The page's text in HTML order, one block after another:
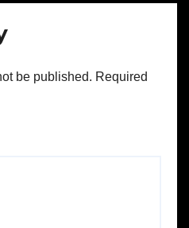
be published. Required